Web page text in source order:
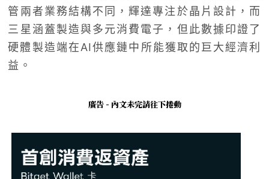
管兩者業務結構不同，輝達專注於晶片設計，而
三星涵蓋製造與多元消費電子，但此數據印證了
硬體製造端在AI供應鏈中所能獲取的巨大經濟利
益。
廣告 - 內文未完請往下捲動